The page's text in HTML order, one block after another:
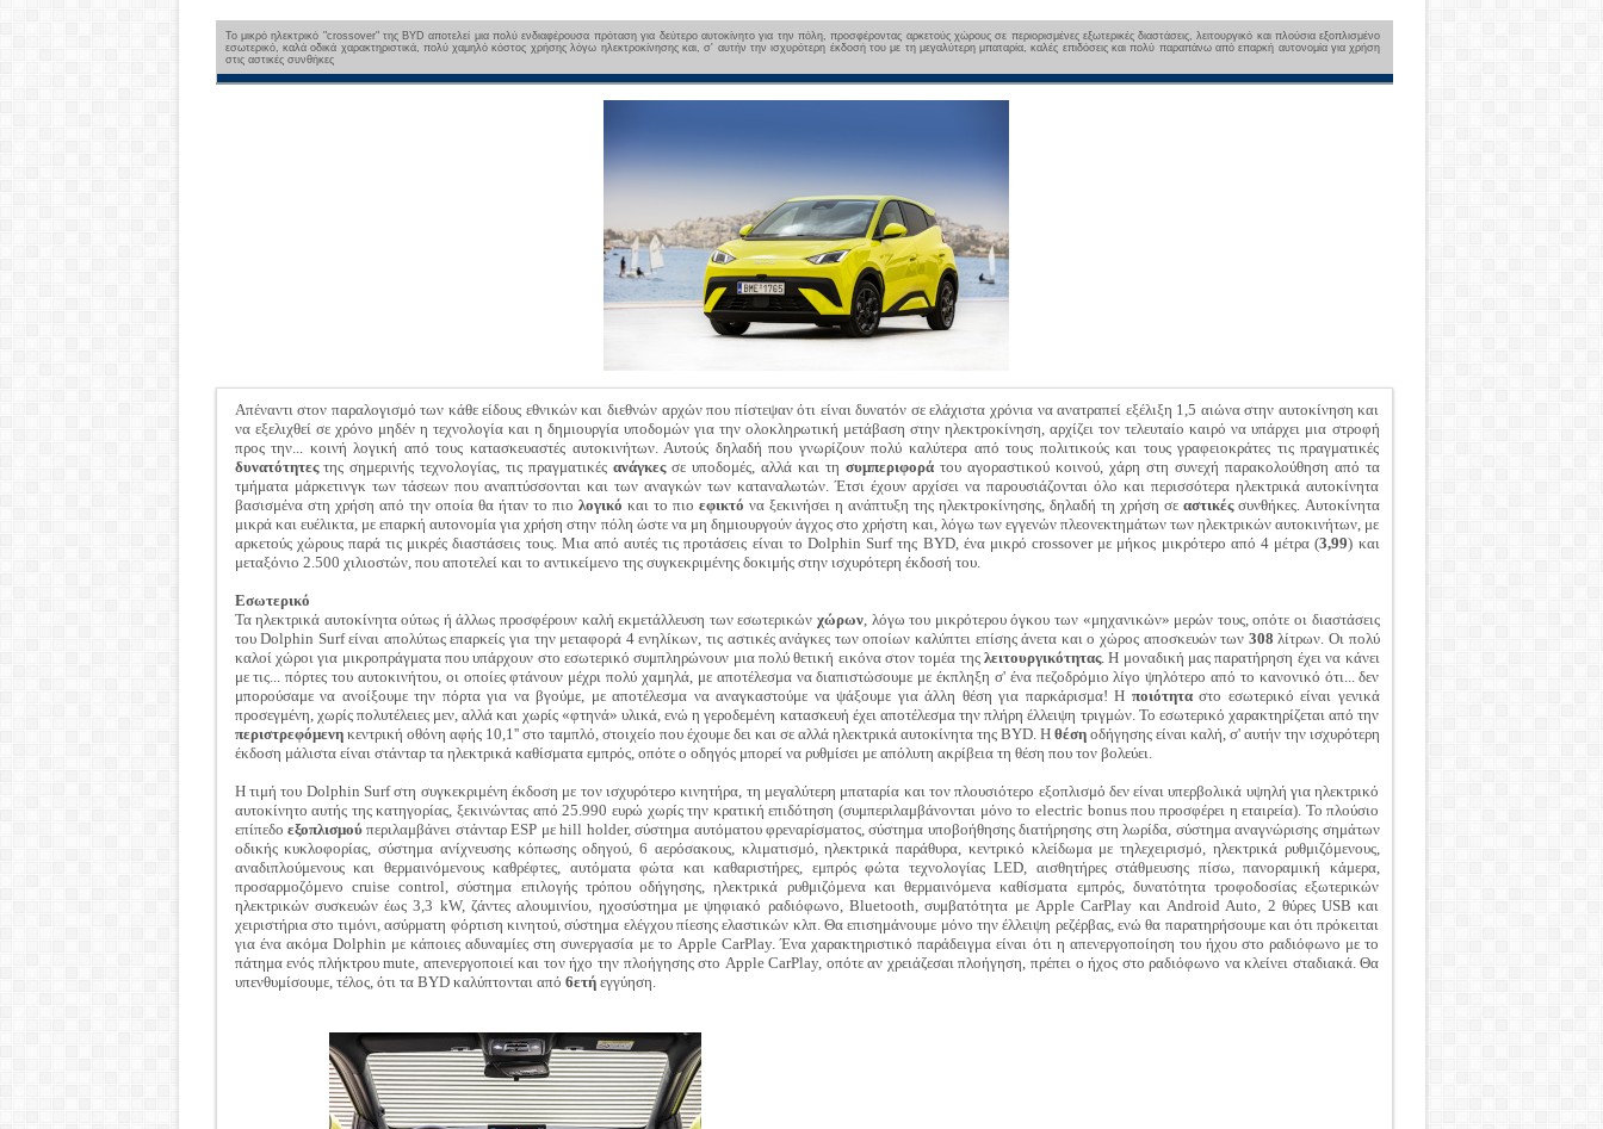
Το μικρό ηλεκτρικό "crossover" της BYD αποτελεί μια πολύ ενδιαφέρουσα πρόταση για δεύτερο αυτοκίνητο για την πόλη, προσφέροντας αρκετούς χώρους σε περιορισμένες εξωτερικές διαστάσεις, λειτουργικό και πλούσια εξοπλισμένο
εσωτερικό, καλά οδικά χαρακτηριστικά, πολύ χαμηλό κόστος χρήσης λόγω ηλεκτροκίνησης και, σ' αυτήν την ισχυρότερη έκδοσή του με τη μεγαλύτερη μπαταρία, καλές επιδόσεις και πολύ παραπάνω από επαρκή αυτονομία για χρήση
στις αστικές συνθήκες
Απέναντι στον παραλογισμό των κάθε είδους εθνικών και διεθνών αρχών που πίστεψαν ότι είναι δυνατόν σε ελάχιστα χρόνια να ανατραπεί εξέλιξη 1,5 αιώνα στην αυτοκίνηση και
να εξελιχθεί σε χρόνο μηδέν η τεχνολογία και η δημιουργία υποδομών για την ολοκληρωτική μετάβαση στην ηλεκτροκίνηση, αρχίζει τον τελευταίο καιρό να υπάρχει μια στροφή
προς την... κοινή λογική από τους κατασκευαστές αυτοκινήτων. Αυτούς δηλαδή που γνωρίζουν πολύ καλύτερα από τους πολιτικούς και τους γραφειοκράτες τις πραγματικές
δυνατότητεςτης σημερινής τεχνολογίας, τις πραγματικέςανάγκεςσε υποδομές, αλλά και τη συμπεριφοράτου αγοραστικού κοινού, χάρη στη συνεχή παρακολούθηση από τα
τμήματα μάρκετινγκ των τάσεων που αναπτύσσονται και των αναγκών των καταναλωτών. Έτσι έχουν αρχίσει να παρουσιάζονται όλο και περισσότερα ηλεκτρικά αυτοκίνητα
βασισμένα στη χρήση από την οποία θα ήταν το πιο λογικό και το πιοεφικτό να ξεκινήσει η ανάπτυξη της ηλεκτροκίνησης, δηλαδή τη χρήση σεαστικέςσυνθήκες. Αυτοκίνητα
μικρά και ευέλικτα, με επαρκή αυτονομία για χρήση στην πόλη ώστε να μη δημιουργούν άγχος στο χρήστη και, λόγω των εγγενών πλεονεκτημάτων των ηλεκτρικών αυτοκινήτων, με
αρκετούς χώρους παρά τις μικρές διαστάσεις τους. Μια από αυτές τις προτάσεις είναι το Dolphin Surf της BYD, ένα μικρό crossover με μήκος μικρότερο από 4 μέτρα (3,99) και
μεταξόνιο 2.500 χιλιοστών, που αποτελεί και το αντικείμενο της συγκεκριμένης δοκιμής στην ισχυρότερη έκδοσή του.
Εσωτερικό
Τα ηλεκτρικά αυτοκίνητα ούτως ή άλλως προσφέρουν καλή εκμετάλλευση των εσωτερικών χώρων, λόγω του μικρότερου όγκου των «μηχανικών» μερών τους, οπότε οι διαστάσεις
του Dolphin Surf είναι απολύτως επαρκείς για την μεταφορά 4 ενηλίκων, τις αστικές ανάγκες των οποίων καλύπτει επίσης άνετα και ο χώρος αποσκευών των 308 λίτρων. Οι πολύ
καλοί χώροι για μικροπράγματα που υπάρχουν στο εσωτερικό συμπληρώνουν μια πολύ θετική εικόνα στον τομέα τηςλειτουργικότητας. Η μοναδική μας παρατήρηση έχει να κάνει
με τις... πόρτες του αυτοκινήτου, οι οποίες φτάνουν μέχρι πολύ χαμηλά, με αποτέλεσμα να διαπιστώσουμε με έκπληξη σ' ένα πεζοδρόμιο λίγο ψηλότερο από το κανονικό ότι... δεν
μπορούσαμε να ανοίξουμε την πόρτα για να βγούμε, με αποτέλεσμα να αναγκαστούμε να ψάξουμε για άλλη θέση για παρκάρισμα! Η ποιότηταστο εσωτερικό είναι γενικά
προσεγμένη, χωρίς πολυτέλειες μεν, αλλά και χωρίς «φτηνά» υλικά, ενώ η γεροδεμένη κατασκευή έχει αποτέλεσμα την πλήρη έλλειψη τριγμών. Το εσωτερικό χαρακτηρίζεται από την
περιστρεφόμενηκεντρική οθόνη αφής 10,1'' στο ταμπλό, στοιχείο που έχουμε δει και σε αλλά ηλεκτρικά αυτοκίνητα της BYD. Η θέσηοδήγησης είναι καλή, σ' αυτήν την ισχυρότερη
έκδοση μάλιστα είναι στάνταρ τα ηλεκτρικά καθίσματα εμπρός, οπότε ο οδηγός μπορεί να ρυθμίσει με απόλυτη ακρίβεια τη θέση που τον βολεύει.
Η τιμή του Dolphin Surf στη συγκεκριμένη έκδοση με τον ισχυρότερο κινητήρα, τη μεγαλύτερη μπαταρία και τον πλουσιότερο εξοπλισμό δεν είναι υπερβολικά υψηλή για ηλεκτρικό
αυτοκίνητο αυτής της κατηγορίας, ξεκινώντας από 25.990 ευρώ χωρίς την κρατική επιδότηση (συμπεριλαμβάνονται μόνο το electric bonus που προσφέρει η εταιρεία). Το πλούσιο
επίπεδο εξοπλισμούπεριλαμβάνει στάνταρ ESP με hill holder, σύστημα αυτόματου φρεναρίσματος, σύστημα υποβοήθησης διατήρησης στη λωρίδα, σύστημα αναγνώρισης σημάτων
οδικής κυκλοφορίας, σύστημα ανίχνευσης κόπωσης οδηγού, 6 αερόσακους, κλιματισμό, ηλεκτρικά παράθυρα, κεντρικό κλείδωμα με τηλεχειρισμό, ηλεκτρικά ρυθμιζόμενους,
αναδιπλούμενους και θερμαινόμενους καθρέφτες, αυτόματα φώτα και καθαριστήρες, εμπρός φώτα τεχνολογίας LED, αισθητήρες στάθμευσης πίσω, πανοραμική κάμερα,
προσαρμοζόμενο cruise control, σύστημα επιλογής τρόπου οδήγησης, ηλεκτρικά ρυθμιζόμενα και θερμαινόμενα καθίσματα εμπρός, δυνατότητα τροφοδοσίας εξωτερικών
ηλεκτρικών συσκευών έως 3,3 kW, ζάντες αλουμινίου, ηχοσύστημα με ψηφιακό ραδιόφωνο, Bluetooth, συμβατότητα με Apple CarPlay και Android Auto, 2 θύρες USB και
χειριστήρια στο τιμόνι, ασύρματη φόρτιση κινητού, σύστημα ελέγχου πίεσης ελαστικών κλπ. Θα επισημάνουμε μόνο την έλλειψη ρεζέρβας, ενώ θα παρατηρήσουμε και ότι πρόκειται
για ένα ακόμα Dolphin με κάποιες αδυναμίες στη συνεργασία με το Apple CarPlay. Ένα χαρακτηριστικό παράδειγμα είναι ότι η απενεργοποίηση του ήχου στο ραδιόφωνο με το
πάτημα ενός πλήκτρου mute, απενεργοποιεί και τον ήχο την πλοήγησης στο Apple CarPlay, οπότε αν χρειάζεσαι πλοήγηση, πρέπει ο ήχος στο ραδιόφωνο να κλείνει σταδιακά. Θα
υπενθυμίσουμε, τέλος, ότι τα BYD καλύπτονται από 6ετήεγγύηση.